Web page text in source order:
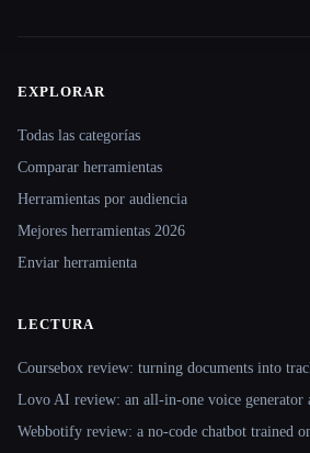
Site navigation
EXPLORAR
Todas las categorías
Comparar herramientas
Herramientas por audiencia
Mejores herramientas 2026
Enviar herramienta
LECTURA
Coursebox review: turning documents into
Lovo AI review: an all-in-one voice generator
Webbotify review: a no-code chatbot trained